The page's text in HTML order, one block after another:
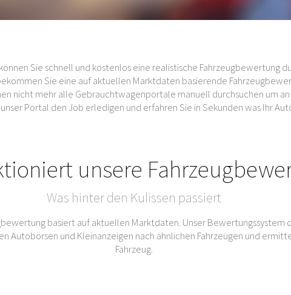
können Sie schnell und kostenlos eine realistische Fahrzeugbewertung
Sie eine auf aktuellen Marktdaten basierende
nicht mehr alle Gebrauchtwagenportale manuell durchsuchen um
Portal den Job erledigen und erfahren Sie in Sekunden was Ihr
unsere
Was hinter den Kulissen passiert
basiert auf aktuellen Marktdaten. Unser Bewertungssystem
Autobörsen und Kleinanzeigen nach ähnlichen Fahrzeugen und
Fahrzeug.